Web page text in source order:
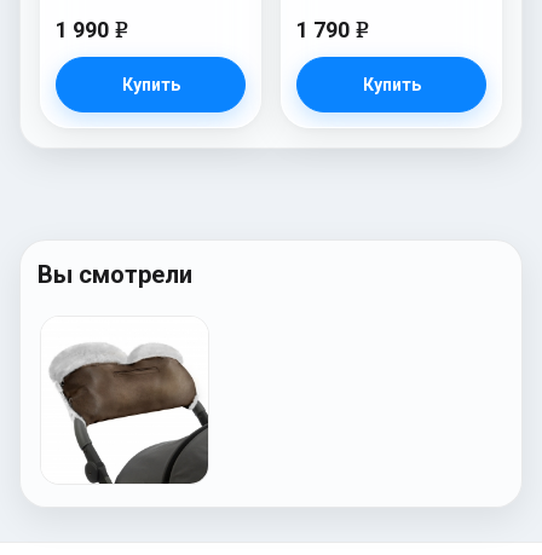
1 990 e
Купить
1 790 e
Купить
Вы смотрели